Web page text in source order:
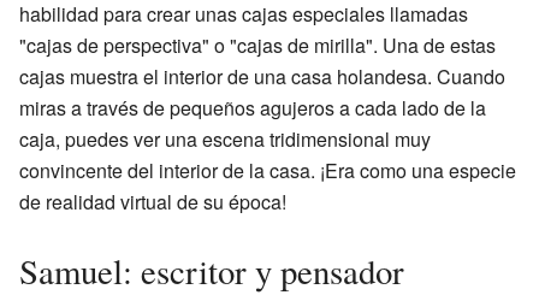
habilidad para crear unas cajas especiales llamadas
"cajas de perspectiva" o "cajas de mirilla". Una de estas
cajas muestra el interior de una casa holandesa. Cuando
miras a través de pequeños agujeros a cada lado de la
caja, puedes ver una escena tridimensional muy
convincente del interior de la casa. ¡Era como una especie
de realidad virtual de su época!
Samuel: escritor y pensador